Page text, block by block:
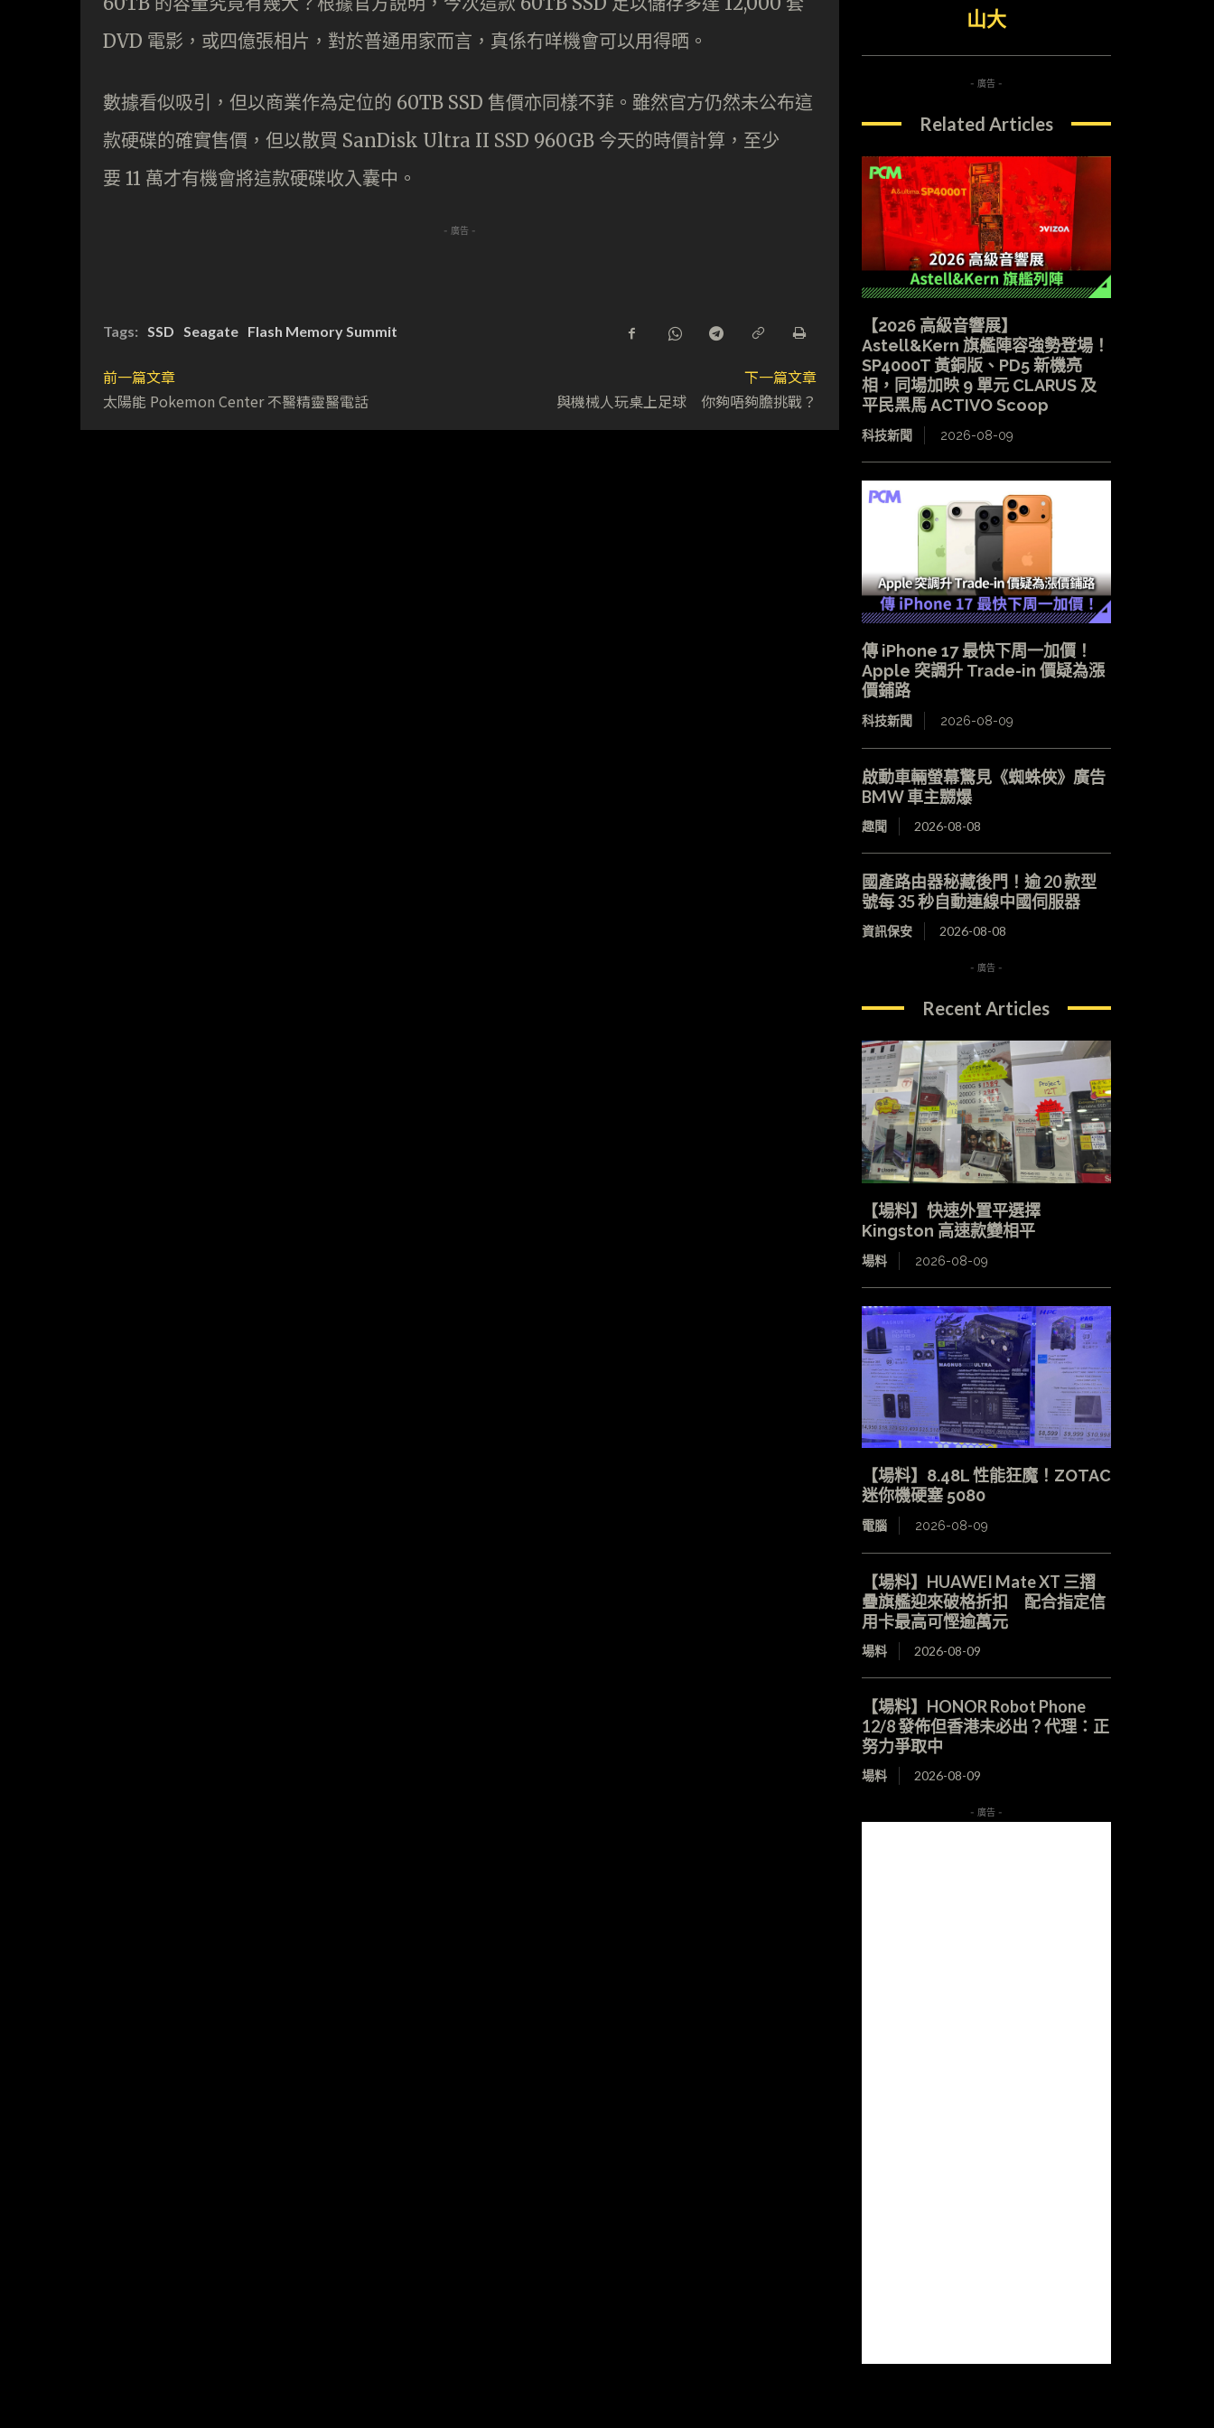
DVD 電影，或四億張相片，對於普通用家而言，真係冇咩機會可以用得晒。
數據看似吸引，但以商業作為定位的 60TB SSD 售價亦同樣不菲。雖然官方仍然未公布這
款硬碟的確實售價，但以散買 SanDisk Ultra II SSD 960GB 今天的時價計算， 至少
要 11 萬才有機會將這款硬碟收入囊中。
- 廣告 -
Tags: SSD Seagate Flash Memory Summit
前一篇文章
太陽能 Pokemon Center 不醫精靈醫電話
下一篇文章
與機械人玩桌上足球 你夠唔夠膽挑戰？
山大
- 廣告 -
Related Articles
【2026 高級音響展】
Astell&Kern 旗艦陣容強勢登場！
SP4000T 黃銅版、PD5 新機亮
相，同場加映 9 單元 CLARUS 及
平民黑馬 ACTIVO Scoop
科技新聞 2026-08-09
傳 iPhone 17 最快下周一加價！
Apple 突調升 Trade-in 價疑為漲
價鋪路
科技新聞 2026-08-09
啟動車輛螢幕驚見《蜘蛛俠》廣告
BMW 車主嬲爆
趣聞 2026-08-08
國產路由器秘藏後門！逾 20 款型
號每 35 秒自動連線中國伺服器
資訊保安 2026-08-08
- 廣告 -
Recent Articles
【場料】快速外置平選擇
Kingston 高速款變相平
場料 2026-08-09
【場料】8.48L 性能狂魔！ZOTAC
迷你機硬塞 5080
電腦 2026-08-09
【場料】HUAWEI Mate XT 三摺
疊旗艦迎來破格折扣 配合指定信
用卡最高可慳逾萬元
場料 2026-08-09
【場料】HONOR Robot Phone
12/8 發佈但香港未必出？代理：正
努力爭取中
場料 2026-08-09
- 廣告 -